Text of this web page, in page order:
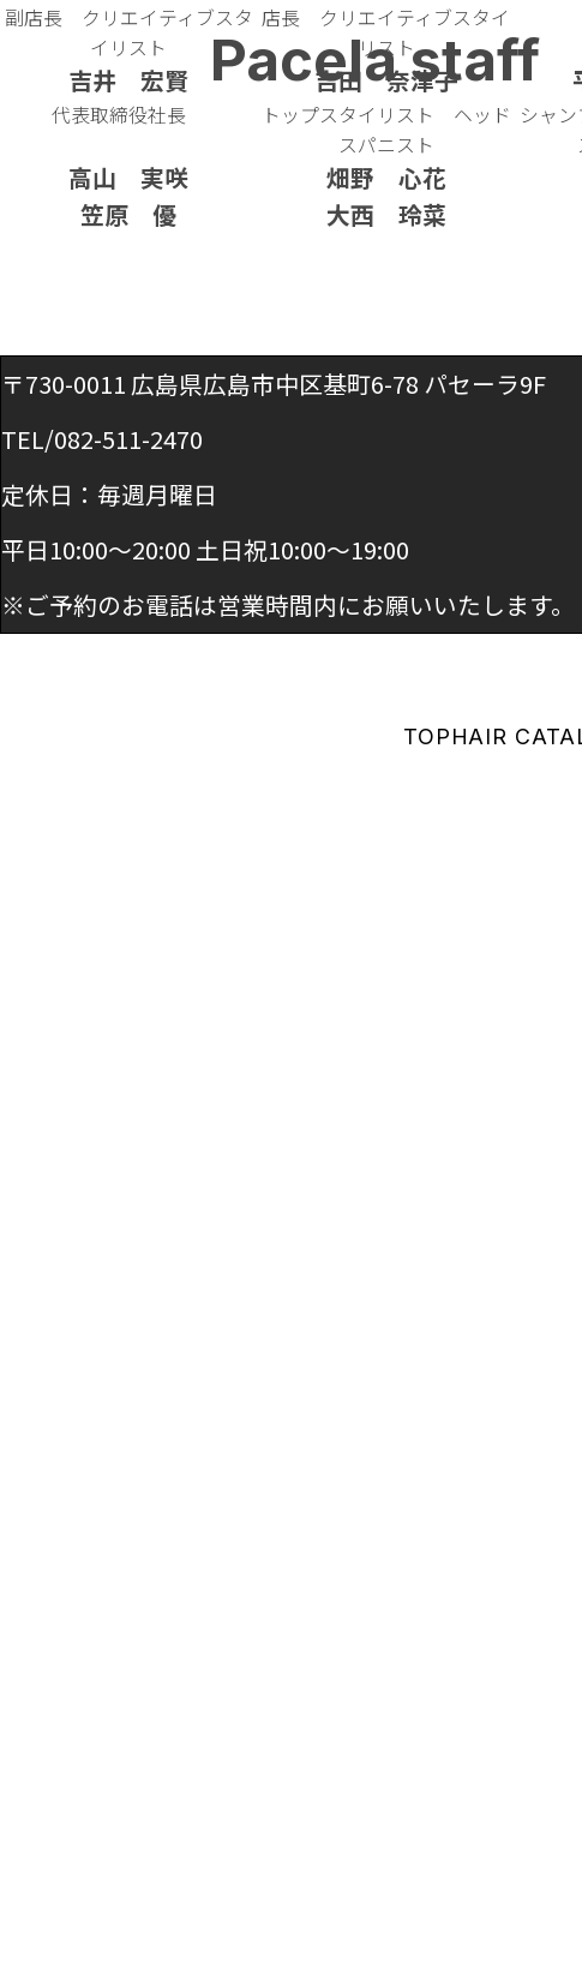
Pacela staff
副店長 クリエイティブスタ
イリスト
店長 クリエイティブスタイ
リスト
吉井 宏賢
代表取締役社長
吉田 奈津子
トップスタイリスト ヘッド
スパニスト
シャ
高山 実咲 畑野 心花
笠原 優
大西 玲菜
〒730-0011 広島県広島市中区基町6-78 パセーラ9F
TEL/082-511-2470
定休日：毎週月曜日
平日10:00～20:00 土日祝10:00～19:00
※ご予約のお電話は営業時間内にお願いいたします。
TOPHAIR